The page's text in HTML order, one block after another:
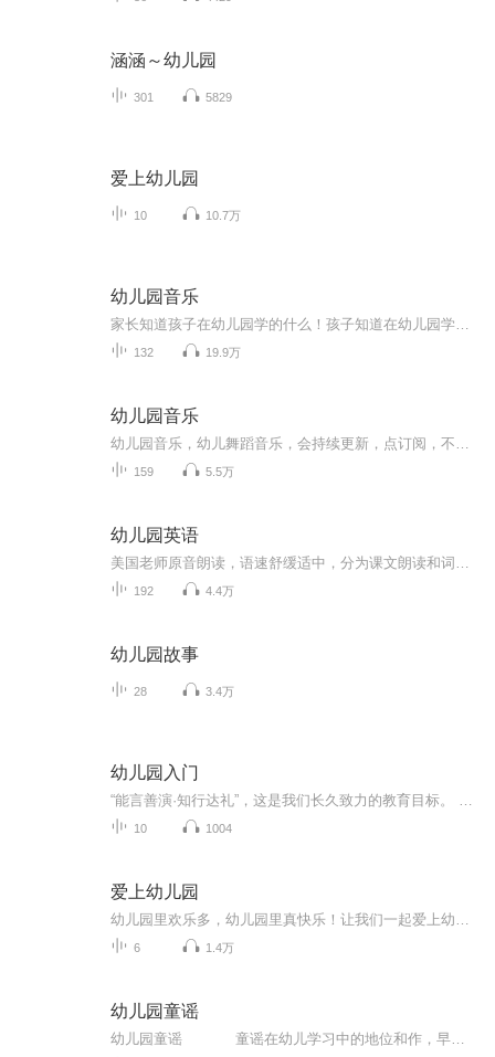
涵涵～幼儿园
301 5829
爱上幼儿园
10 10.7万
幼儿园音乐
132 19.9万
幼儿园音乐
159 5.5万
幼儿园英语
192 4.4万
幼儿园故事
28 3.4万
幼儿园入门
10 1004
爱上幼儿园
6 1.4万
幼儿园童谣